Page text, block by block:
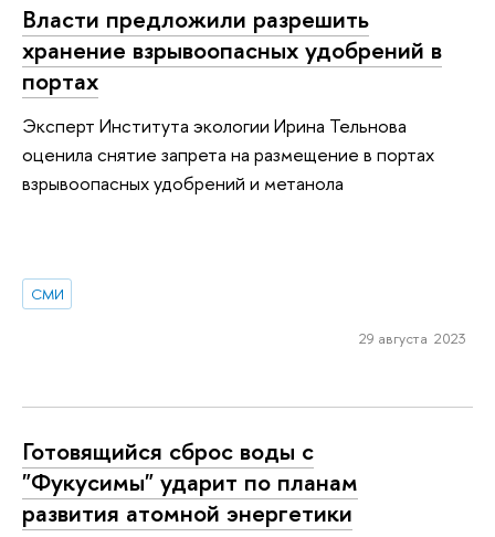
Власти предложили разрешить
хранение взрывоопасных удобрений в
портах
Эксперт Института экологии Ирина Тельнова
оценила снятие запрета на размещение в портах
взрывоопасных удобрений и метанола
СМИ
29 августа 2023
Готовящийся сброс воды с
"Фукусимы" ударит по планам
развития атомной энергетики